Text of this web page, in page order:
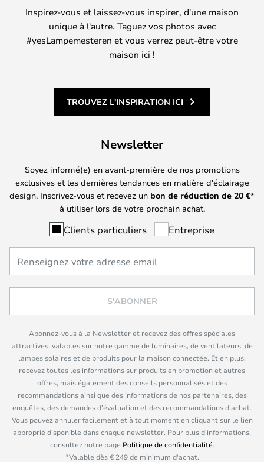
Inspirez-vous et laissez-vous inspirer, d'une maison
unique à l'autre. Taguez vos photos avec
#yesLampemesteren et vous verrez peut-être votre
maison ici !
TROUVEZ L'INSPIRATION ICI
Newsletter
Soyez informé(e) en avant-première de nos promotions
exclusives et les dernières tendances en matière d'éclairage
design. Inscrivez-vous et recevez un bon de réduction de 20 €*
à utiliser lors de votre prochain achat.
Clients particuliers Entreprise
S'ABONNER
Abonnez-vous à la Newsletter et recevez des offres spéciales
attractives, valables sur notre gamme de luminaires, de ventilateurs, de
lampes solaires et de produits pour la maison connectée. Et en plus,
recevez toutes les informations sur produits en promotion et autres
offres, mais également des conseils personnalisés et des
recommandations ainsi que des informations de nos partenaires, des
enquêtes, des demandes d'évaluation et des recommandations d'achat.
Vous pouvez annuler facilement et à tout moment en cliquant sur le lien
approprié disponible dans chaque newsletter. Pour plus d'informations,
consultez notre page Politique de confidentialité.
*Valable dès € 249 de minimum d'achat.